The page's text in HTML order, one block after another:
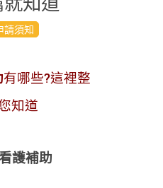
請須知
有哪些?這裡整
知道
護補助